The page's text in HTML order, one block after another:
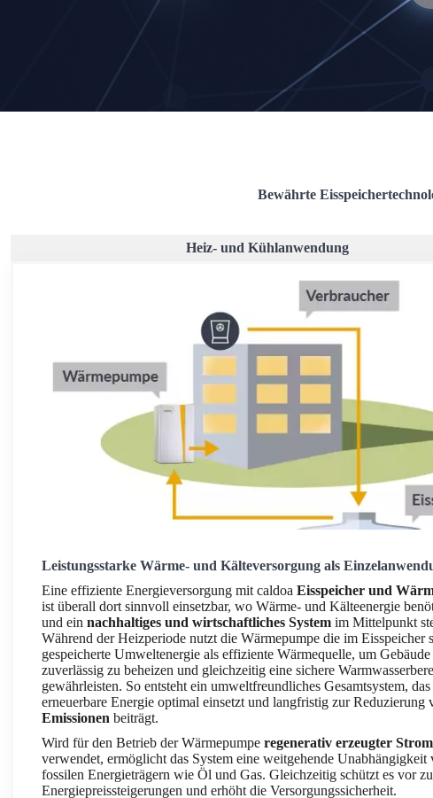
Bewährte
Heiz- und Kühlanwendung
Leistungsstarke Wärme- und Kälteversorgung als
Eine effiziente Energieversorgung mit caldoa Eisspeicher und
ist überall dort sinnvoll einsetzbar, wo Wärme- und Kälteenergie
und ein nachhaltiges und wirtschaftliches System im Mittelpunkt
Während der Heizperiode nutzt die Wärmepumpe die im Eisspeicher
gespeicherte Umweltenergie als effiziente Wärmequelle, um Gebäude
zuverlässig zu beheizen und gleichzeitig eine sichere
gewährleisten. So entsteht ein umweltfreundliches Gesamtsystem, das
erneuerbare Energie optimal einsetzt und langfristig zur Reduzierung
Emissionen beiträgt.
Wird für den Betrieb der Wärmepumpe regenerativ erzeugter Strom
verwendet, ermöglicht das System eine weitgehende Unabhängigkeit
fossilen Energieträgern wie Öl und Gas. Gleichzeitig schützt es vor
Energiepreissteigerungen und erhöht die Versorgungssicherheit.